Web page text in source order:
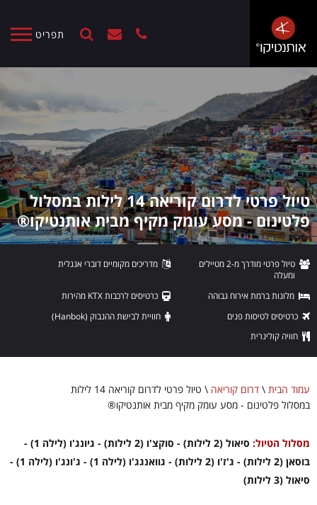
תפריט
טיול פרטי לדרום קוריאה 14 לילות במסלול
פלטינום - מסע עומק מקיף מבית אותנטיקו®
טיול פרטי מודרך מ-2 מטיילים
ומעלה
מדריכים מקומיים דוברי אנגלית
מלונות ברמת אירוח גבוהה
כרטיסים לרכבות KTX מהירות
כרטיסים לטיסות פנים
חוויית לבישת ההנבוק (Hanbok)
חוויה קולינרית
עמוד הבית \ דרום קוריאה \
טיול פרטי לדרום קוריאה 14 לילות
במסלול פלטינום - מסע עומק מקיף מבית אותנטיקו®
מסלול הטיול:
סיאול (2 לילות) - סוקצ'ו (2 לילות) - גיונג'ו (לילה 1) -
בוסאן (2 לילות) - ג'ז'ו (2 לילות) - גוואנגג'ו (לילה 1) - ג'ונג'ו (לילה 1) -
סיאול (3 לילות)